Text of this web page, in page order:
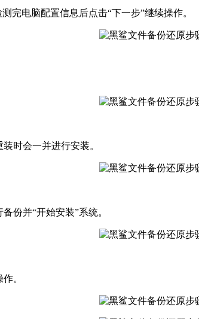
完电脑配置信息后点击“下一步”继续操作。
时会一并进行安装。
份并“开始安装”系统。
。